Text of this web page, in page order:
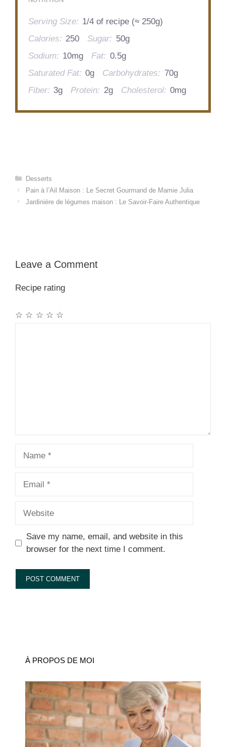
Serving Size: 1/4 of recipe (≈ 250g)
Calories: 250 Sugar: 50g
Sodium: 10mg Fat: 0.5g
Saturated Fat: 0g Carbohydrates: 70g
Fiber: 3g Protein: 2g Cholesterol: 0mg
Categories
Desserts
Pain à l’Ail Maison : Le Secret Gourmand de Mamie Julia
Jardinière de légumes maison : Le Savoir-Faire Authentique
Leave a Comment
Recipe rating
☆
☆
☆
☆
☆
Save my name, email, and website in this
browser for the next time I comment.
À PROPOS DE MOI